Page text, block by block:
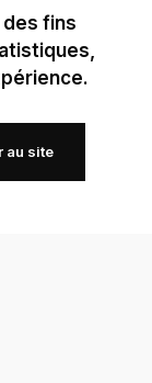
des fins
au site